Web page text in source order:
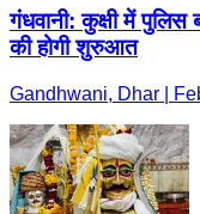
गंधवानी: कुक्षी में पुलिस
की होगी शुरुआत
Gandhwani, Dhar |